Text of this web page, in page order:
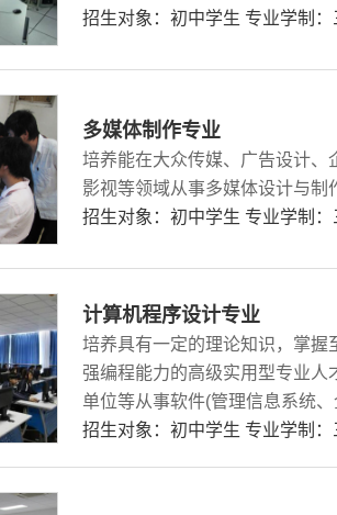
招生对象：初中学生 专业学制
多媒体制作专业
培养能在大众传媒、广告设计、
影视等领域从事多媒体设计与制
招生对象：初中学生 专业学制
计算机程序设计专业
培养具有一定的理论知识，掌握
强编程能力的高级实用型专业人
单位等从事软件(管理信息系统
控制系统等)开发的需求调查、
招生对象：初中学生 专业学制